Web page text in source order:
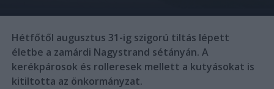
Hétfőtől augusztus 31-ig szigorú tiltás lépett
életbe a zamárdi Nagystrand sétányán. A
kerékpárosok és rolleresek mellett a kutyásokat is
kitiltotta az önkormányzat.